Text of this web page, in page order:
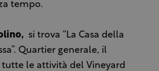
tempo.
si trova “La Casa della
Quartier generale, il
le attività del Vineyard